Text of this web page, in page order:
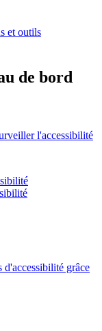
et outils
de bord
l'accessibilité
d'accessibilité grâce